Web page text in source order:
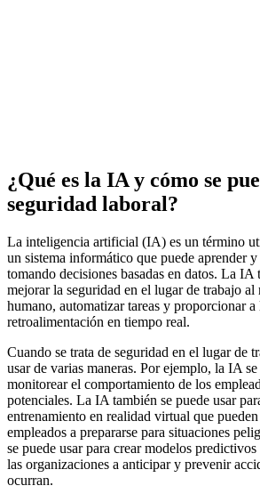
¿Qué es la IA y cómo se
seguridad laboral?
La inteligencia artificial (IA) es un término
un sistema informático que puede aprender
tomando decisiones basadas en datos. La IA
mejorar la seguridad en el lugar de trabajo
humano, automatizar tareas y proporcionar a
retroalimentación en tiempo real.
Cuando se trata de seguridad en el lugar de
usar de varias maneras. Por ejemplo, la IA se
monitorear el comportamiento de los
potenciales. La IA también se puede usar
entrenamiento en realidad virtual que
empleados a prepararse para situaciones
se puede usar para crear modelos
las organizaciones a anticipar y prevenir
ocurran.